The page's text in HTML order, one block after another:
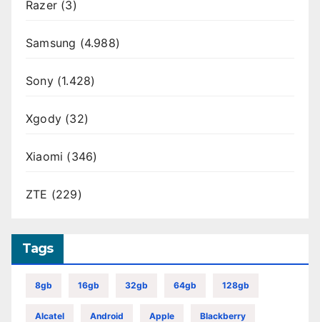
Razer (3)
Samsung (4.988)
Sony(1.428)
Xgody (32)
Xiaomi (346)
ZTE (229)
Tags
8gb 16gb 32gb 64gb 128gb
Alcatel Android Apple Blackberry